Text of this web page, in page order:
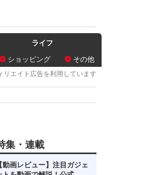
ライフ
ショッピング その他
エイト広告を利用しています
集・連載
【動画レビュー】注目ガジェ